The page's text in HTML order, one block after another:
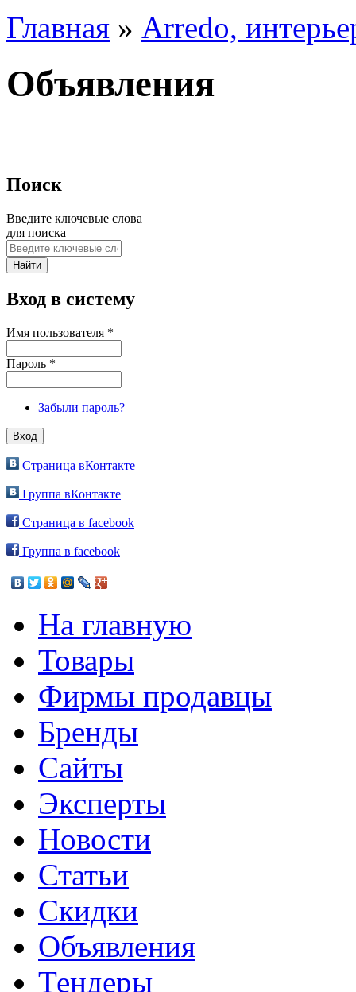
Главная » Arredo,
Объявления
Поиск
Введите ключевые слова
для поиска
Вход в систему
Имя пользователя *
Пароль *
Забыли пароль?
Страница вКонтакте
Группа вКонтакте
Страница в facebook
Группа в facebook
На главную
Товары
Фирмы продавцы
Бренды
Сайты
Эксперты
Новости
Статьи
Скидки
Объявления
Тендеры